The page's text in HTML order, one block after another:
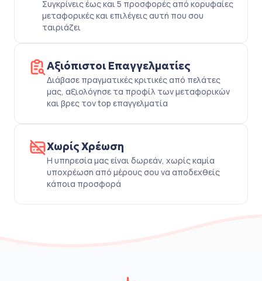
Συγκρίνεις έως και 5 προσφορές από κορυφαίες
μεταφορικές και επιλέγεις αυτή που σου
ταιριάζει
Αξιόπιστοι Επαγγελματίες
Διάβασε πραγματικές κριτικές από πελάτες
μας, αξιολόγησε τα προφίλ των μεταφορικών
και βρες τον top επαγγελματία
Χωρίς Χρέωση
Η υπηρεσία μας είναι δωρεάν, χωρίς καμία
υποχρέωση από μέρους σου να αποδεχθείς
κάποια προσφορά